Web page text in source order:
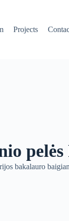
Projects
pelės
bakalauro